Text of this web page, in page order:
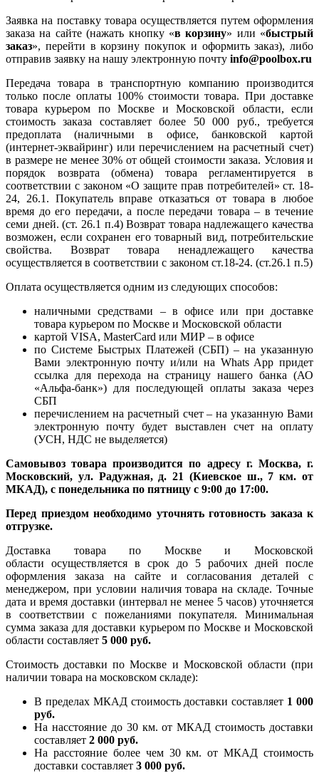
Заявка на поставку товара осуществляется путем оформления
заказа на сайте (нажать кнопку «в корзину» или «быстрый
заказ», перейти в корзину покупок и оформить заказ), либо
отправив заявку на нашу электронную почту info@poolbox.ru
Передача товара в транспортную компанию производится
только после оплаты 100% стоимости товара. При доставке
товара курьером по Москве и Московской области, если
стоимость заказа составляет более 50 000 руб., требуется
предоплата (наличными в офисе, банковской картой
(интернет-эквайринг) или перечислением на расчетный счет)
в размере не менее 30% от общей стоимости заказа. Условия и
порядок возврата (обмена) товара регламентируется в
соответствии с законом «О защите прав потребителей» ст. 18-
24, 26.1. Покупатель вправе отказаться от товара в любое
время до его передачи, а после передачи товара – в течение
семи дней. (ст. 26.1 п.4) Возврат товара надлежащего качества
возможен, если сохранен его товарный вид, потребительские
свойства. Возврат товара ненадлежащего качества
осуществляется в соответствии с законом ст.18-24. (ст.26.1 п.5)
Оплата осуществляется одним из следующих способов:
наличными средствами – в офисе или при доставке
товара курьером по Москве и Московской области
картой VISA, MasterCard или МИР – в офисе
по Системе Быстрых Платежей (СБП) – на указанную
Вами электронную почту и/или на Whats App придет
ссылка для перехода на страницу нашего банка (АО
«Альфа-банк») для последующей оплаты заказа через
СБП
перечислением на расчетный счет – на указанную Вами
электронную почту будет выставлен счет на оплату
(УСН, НДС не выделяется)
Самовывоз товара производится по адресу г. Москва, г.
Московский, ул. Радужная, д. 21 (Киевское ш., 7 км. от
МКАД), с понедельника по пятницу с 9:00 до 17:00.
Перед приездом необходимо уточнять готовность заказа к
отгрузке.
Доставка товара по Москве и Московской
области осуществляется в срок до 5 рабочих дней после
оформления заказа на сайте и согласования деталей с
менеджером, при условии наличия товара на складе. Точные
дата и время доставки (интервал не менее 5 часов) уточняется
в соответствии с пожеланиями покупателя. Минимальная
сумма заказа для доставки курьером по Москве и Московской
области составляет 5 000 руб.
Стоимость доставки по Москве и Московской области (при
наличии товара на московском складе):
В пределах МКАД стоимость доставки составляет 1 000
руб.
На насcтояние до 30 км. от МКАД стоимость доставки
составляет 2 000 руб.
На расстояние более чем 30 км. от МКАД стоимость
доставки составляет 3 000 руб.